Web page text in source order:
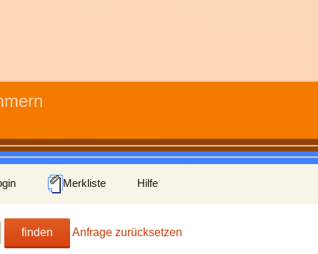
Merkliste Hilfe
finden Anfrage zurücksetzen